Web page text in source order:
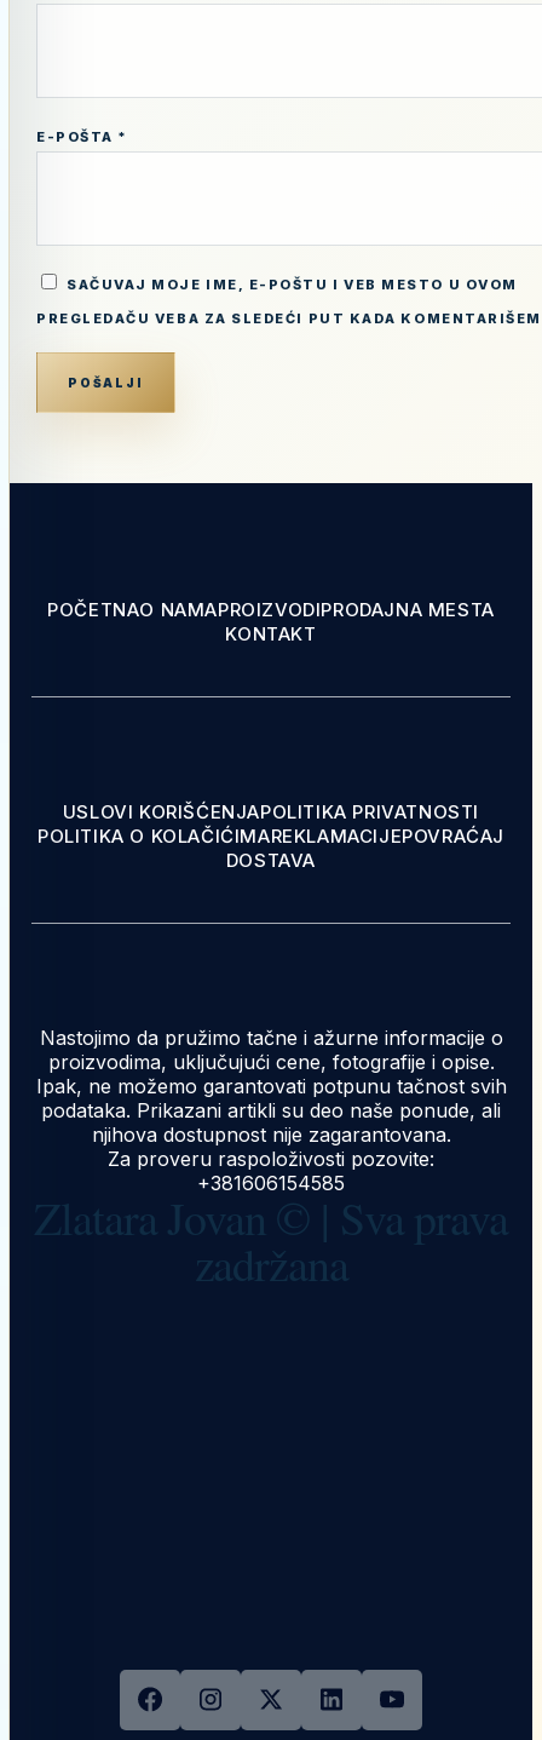
E-POŠTA *
SAČUVAJ MOJE IME, E-POŠTU I VEB MESTO U OVOM
PREGLEDAČU VEBA ZA SLEDEĆI PUT KADA
POČETNAO NAMAPROIZVODIPRODAJNA MESTA
KONTAKT
USLOVI KORIŠĆENJAPOLITIKA PRIVATNOSTI
POLITIKA O KOLAČIĆIMAREKLAMACIJEPOVRAĆAJ
DOSTAVA
Nastojimo da pružimo tačne i ažurne informacije o
proizvodima, uključujući cene, fotografije i opise.
Ipak, ne možemo garantovati potpunu tačnost svih
podataka. Prikazani artikli su deo naše ponude, ali
njihova dostupnost nije zagarantovana.
Za proveru raspoloživosti pozovite:
+381606154585
Zlatara Jovan © | Sva prava
zadržana